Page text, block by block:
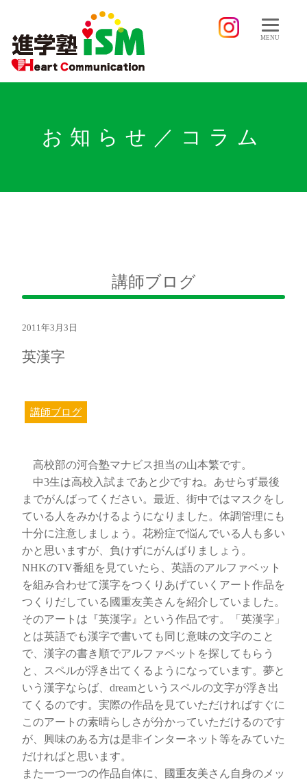
MENU
お知らせ／コラム
講師ブログ
2011年3月3日
英漢字
講師ブログ
高校部の河合塾マナビス担当の山本繁です。
中3生は高校入試まであと少ですね。あせらず最後
までがんばってください。最近、街中ではマスクをし
ている人をみかけるようになりました。体調管理にも
十分に注意しましょう。花粉症で悩んでいる人も多い
かと思いますが、負けずにがんばりましょう。
NHKのTV番組を見ていたら、英語のアルファベット
を組み合わせて漢字をつくりあげていくアート作品を
つくりだしている國重友美さんを紹介していました。
そのアートは『英漢字』という作品です。「英漢字」
とは英語でも漢字で書いても同じ意味の文字のこと
で、漢字の書き順でアルファベットを探してもらう
と、スペルが浮き出てくるようになっています。夢と
いう漢字ならば、dreamというスペルの文字が浮き出
てくるのです。実際の作品を見ていただければすぐに
このアートの素晴らしさが分かっていただけるのです
が、興味のある方は是非インターネット等をみていた
だければと思います。
また一つ一つの作品自体に、國重友美さん自身のメッ